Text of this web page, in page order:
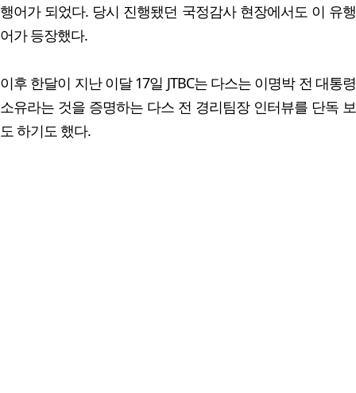
행어가 되었다. 당시 진행됐던 국정감사 현장에서도 이 유행
어가 등장했다.
이후 한달이 지난 이달 17일 JTBC는 다스는 이명박 전 대통령
소유라는 것을 증명하는 다스 전 경리팀장 인터뷰를 단독 보
도 하기도 했다.